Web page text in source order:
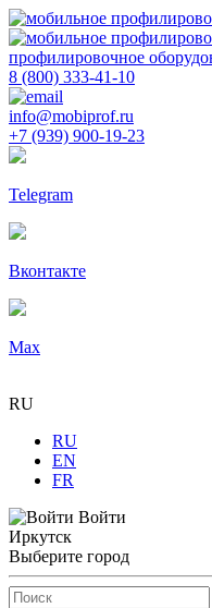
профилировочное
8 (800) 333-41-10
info@mobiprof.ru
+7 (939) 900-19-23
Telegram
Вконтакте
Max
RU
RU
EN
FR
Войти
Иркутск
Выберите город